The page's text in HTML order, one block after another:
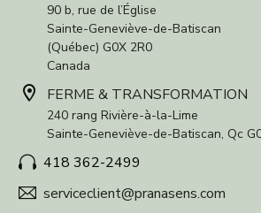
90 b, rue de l’Église
Sainte-Geneviève-de-Batiscan
(Québec) G0X 2R0
Canada

 FERME & TRANSFORMATION
240 rang Rivière-à-la-Lime
Sainte-Geneviève-de-Batiscan, Qc

 418 362-2499

 serviceclient@pranasens.com